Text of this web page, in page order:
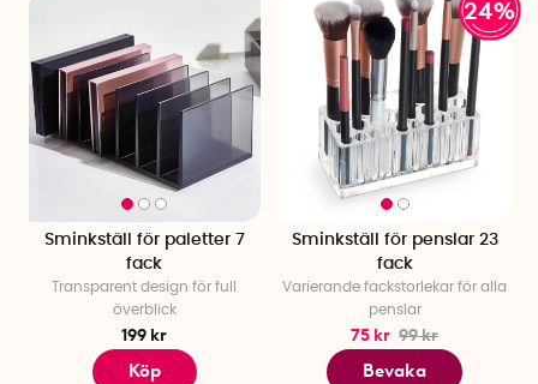
Sminkställ för paletter 7
fack
Transparent design för full
överblick
199 kr
Köp
24%
Sminkställ för penslar 23
fack
Varierande fackstorlekar för alla
penslar
75 kr 99 kr
Bevaka